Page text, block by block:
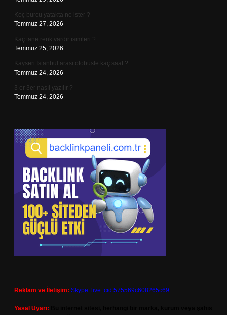
Koç burcu yatakta ne ister ?
Temmuz 27, 2026
Kaç tane renk vardır isimleri ?
Temmuz 25, 2026
Kayseri İstanbul arası otobüsle kaç saat ?
Temmuz 24, 2026
3 er 3er nasıl yazılır ?
Temmuz 24, 2026
Reklam ve İletişim: Skype: live:.cid.575569c608265c69
Yasal Uyarı: